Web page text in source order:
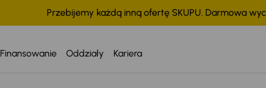
Przebijemy każdą inną ofertę SKUPU. Darmowa
Finansowanie Oddziały Kariera